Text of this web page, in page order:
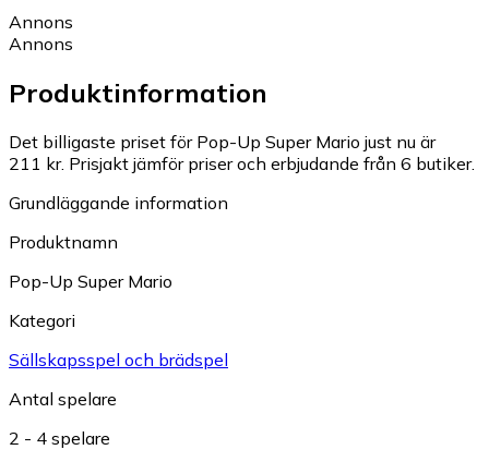
Annons
Annons
Produktinformation
Det billigaste priset för Pop-Up Super Mario just nu är
211 kr. Prisjakt jämför priser och erbjudande från 6 butiker.
Grundläggande information
Produktnamn
Pop-Up Super Mario
Kategori
Sällskapsspel och brädspel
Antal spelare
2 - 4 spelare